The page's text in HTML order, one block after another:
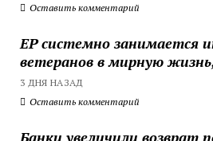
Оставить комментарий
ЕР системно занимается
ветеранов в мирную
3 ДНЯ НАЗАД
Оставить комментарий
Банки увеличили возврат